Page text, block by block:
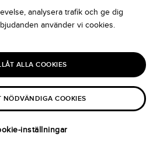
analysera trafik och ge dig
använder vi cookies.
ALLA COOKIES
NÖDVÄNDIGA COOKIES
inställningar